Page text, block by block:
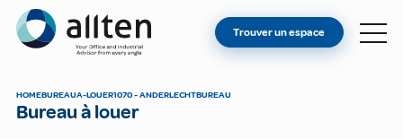
Allten
TROUVER UN ESPACE
Trouver un espace
HOMEBUREAUA-LOUER1070 - ANDERLECHTBUREAU
Bureau à louer